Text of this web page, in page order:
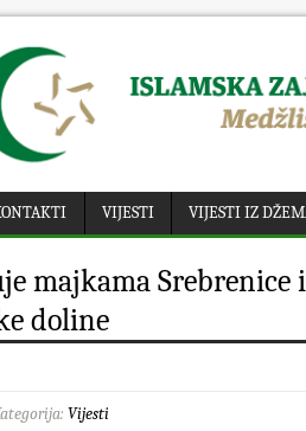
VIJESTI VIJESTI IZ
majkama Srebrenice
doline
Vijesti